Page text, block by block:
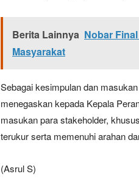
Berita Lainnya Nobar
Masyarakat
Sebagai kesimpulan dan
menegaskan kepada Kepala
masukan para stakeholder,
terukur serta memenuhi arahan
(Asrul S)